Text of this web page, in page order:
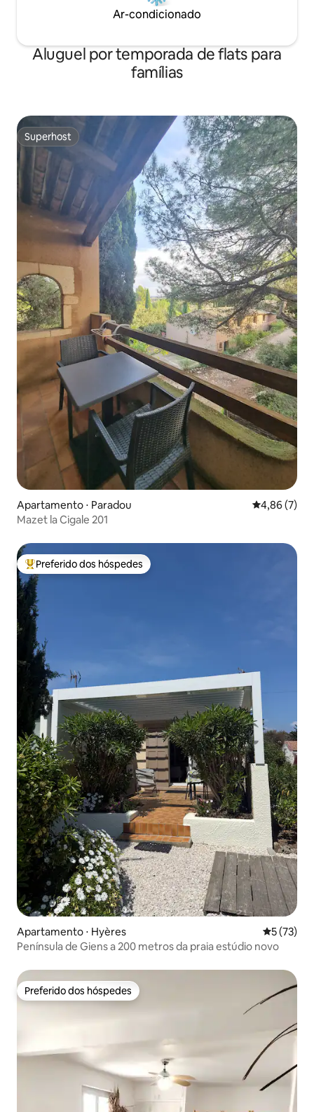
Ar-condicionado
Aluguel por temporada de flats para
famílias
Superhost
Superhost
Apartamento ⋅ Paradou 4,86 de uma
4,86 (7)
Mazet la Cigale 201
Entre os melhores preferidos dos hóspedes
Preferido dos hóspedes
Apartamento ⋅ Hyères 5 de uma
5 (73)
Península de Giens a 200 metros da praia estúdio novo
Preferido dos hóspedes
Preferido dos hóspedes